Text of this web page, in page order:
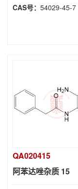
CAS号： 54029-45-7
QA020415
阿苯达唑杂质 15